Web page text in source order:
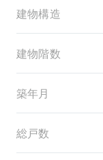
建物構造
建物階数
築年月
総戸数